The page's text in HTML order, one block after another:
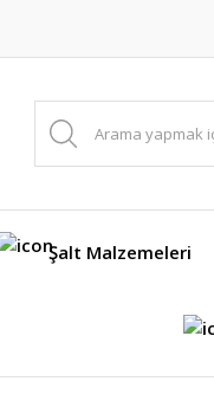
Şalt Malzemeleri